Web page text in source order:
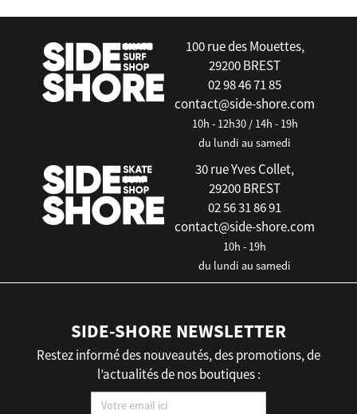
100 rue des Mouettes,
29200 BREST
02 98 46 71 85
contact@side-shore.com
10h - 12h30 / 14h - 19h
du lundi au samedi
30 rue Yves Collet,
29200 BREST
02 56 31 86 91
contact@side-shore.com
10h - 19h
du lundi au samedi
SIDE-SHORE NEWSLETTER
Restez informé des nouveautés, des promotions, de
l’actualités de nos boutiques :